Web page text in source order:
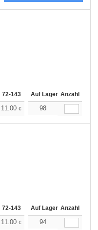
72-143 144-287 288 +
Auf Lager Anzahl
11.00 € 10.45€
98
72-143 144-287 288 +
Auf Lager Anzahl
11.00 € 10.45€
94